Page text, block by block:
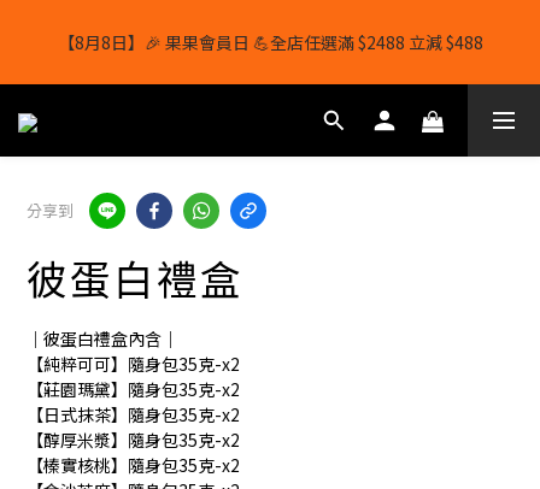
【8月8日】🎉 果果會員日 💪全店任選滿 $2488 立減 $488
【1/8-31/8】8月下單即贈 蛋白威化餅×1-隨機口味
結帳輸入[gopowerhk]，可享全單*95折*，可與活動折扣疊加。
[新會員優惠]新會員註冊即送$20購物金
【8月8日】🎉 果果會員日 💪全店任選滿 $2488 立減 $488
分享到
彼蛋白禮盒
｜彼蛋白禮盒內含｜
【純粹可可】隨身包35克-x2
【莊園瑪黛】隨身包35克-x2
【日式抹茶】隨身包35克-x2
【醇厚米漿】隨身包35克-x2
【榛實核桃】隨身包35克-x2